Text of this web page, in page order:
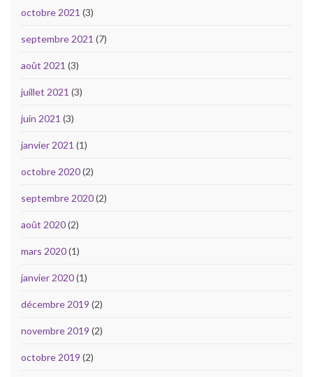
octobre 2021 (3)
septembre 2021 (7)
août 2021 (3)
juillet 2021 (3)
juin 2021 (3)
janvier 2021 (1)
octobre 2020(2)
septembre 2020(2)
août 2020(2)
mars 2020(1)
janvier 2020(1)
décembre 2019 (2)
novembre 2019 (2)
octobre 2019 (2)